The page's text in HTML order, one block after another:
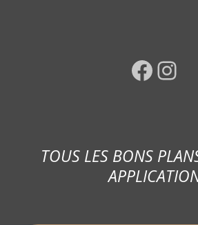
Facebook Instagram
TOUS LES BONS